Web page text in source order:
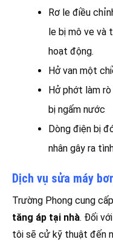
Rơ le điều
le bị mô ve và
hoạt động.
Hở van một
Hở phớt làm
bị ngấm nước
Dòng điện bị
nhân gây ra
Dịch vụ sửa máy
Trường Phong cung cấp
tăng áp tại nhà. Đối
tôi sẽ cử kỹ thuật đến